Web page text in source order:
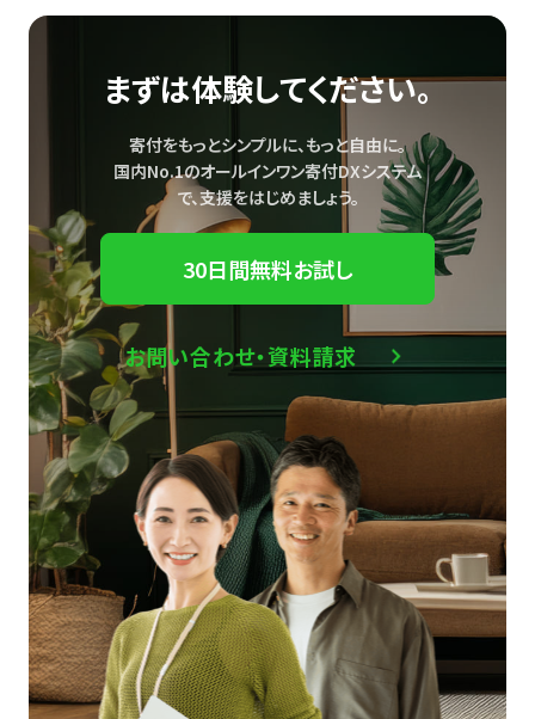
まずは体験してください。
寄付をもっとシンプルに、もっと自由に。
国内No.1のオールインワン寄付DXシステム
で、支援をはじめましょう。
30日間無料お試し
お問い合わせ・資料請求